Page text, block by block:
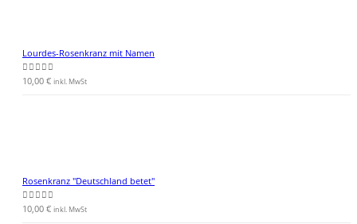
Lourdes-Rosenkranz mit Namen
0von 5
10,00 € inkl. MwSt
Rosenkranz "Deutschland betet"
0von 5
10,00 € inkl. MwSt